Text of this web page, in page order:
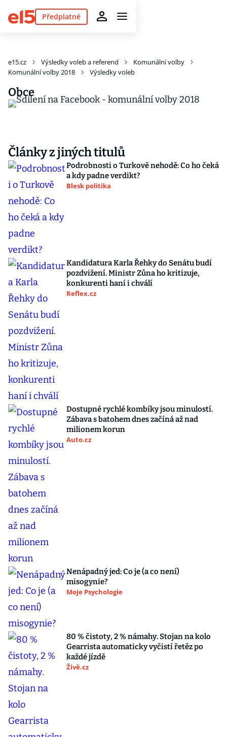
Předplatné
e15.cz Výsledky voleb a referend
Komunální volby
Komunální volby 2018
Výsledky voleb
Obce
Články z jiných titulů
Podrobnosti o Turkově nehodě: Co ho čeká
a kdy padne verdikt?
Blesk politika
Kandidatura Karla Řehky do Senátu budí
pozdvižení. Ministr Zůna ho kritizuje,
konkurenti haní i chválí
Reflex.cz
Dostupné rychlé kombíky jsou minulostí.
Zábava s batohem dnes začíná až nad
milionem korun
Auto.cz
Nenápadný jed: Co je (a co není)
misogynie?
Moje Psychologie
80 % čistoty, 2 % námahy. Stojan na kolo
Gearrista automaticky vyčistí řetěz po
každé jízdě
Živě.cz